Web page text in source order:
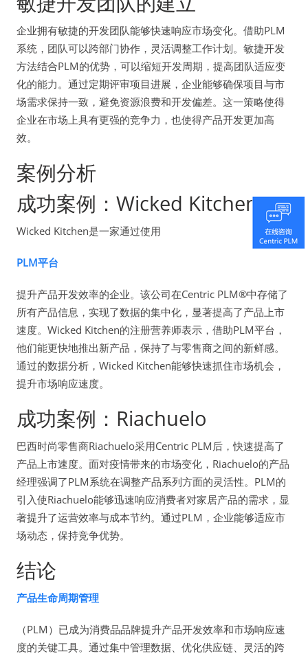
企业拥有敏捷的开发团队能够快速响应市场变化。借助PLM
系统，团队可以跨部门协作，灵活调整工作计划。敏捷开发
方法结合PLM的优势，可以缩短开发周期，提高团队适应变
化的能力。通过定期评审项目进展，企业能够确保项目与市
场需求保持一致，避免资源浪费和开发偏差。这一策略使得
企业在市场上具有更强的竞争力，也使得产品开发更加高
效。
案例分析
成功案例：Wicked Kitchen
Wicked Kitchen是一家通过使用
PLM平台
提升产品开发效率的企业。该公司在Centric PLM®中存储了
所有产品信息，实现了数据的集中化，显著提高了产品上市
速度。Wicked Kitchen的注册营养师表示，借助PLM平台，
他们能更快地推出新产品，保持了与零售商之间的新鲜感。
通过的数据分析，Wicked Kitchen能够快速抓住市场机会，
提升市场响应速度。
成功案例：Riachuelo
巴西时尚零售商Riachuelo采用Centric PLM后，快速提高了
产品上市速度。面对疫情带来的市场变化，Riachuelo的产品
经理强调了PLM系统在调整产品系列方面的灵活性。PLM的
引入使Riachuelo能够迅速响应消费者对家居产品的需求，显
著提升了运营效率与成本节约。通过PLM，企业能够适应市
场动态，保持竞争优势。
结论
产品生命周期管理
（PLM）已成为消费品品牌提升产品开发效率和市场响应速
度的关键工具。通过集中管理数据、优化供应链、灵活的跨